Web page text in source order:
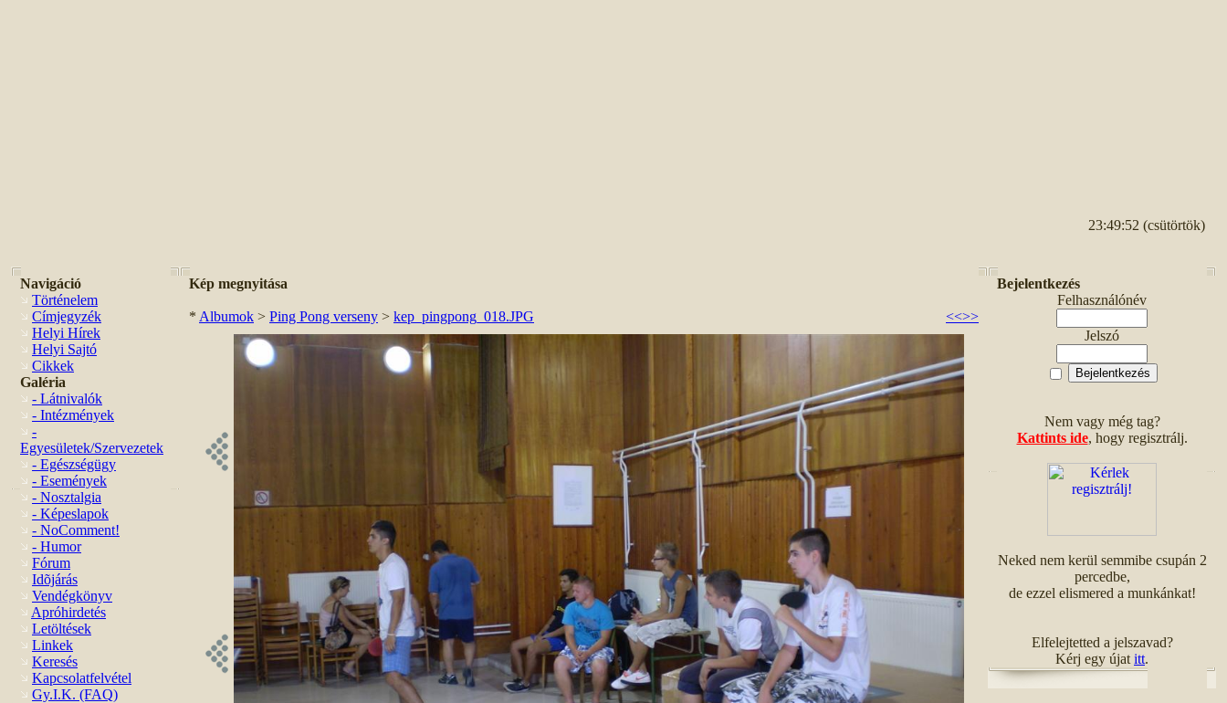
23:49:52 (csütörtök)
Navigáció
Történelem
Címjegyzék
Helyi Hírek
Helyi Sajtó
Cikkek
Galéria
- Látnivalók
- Intézmények
-
Egyesületek/Szervezetek
- Egészségügy
- Események
- Nosztalgia
- Képeslapok
- NoComment!
- Humor
Fórum
Idõjárás
Vendégkönyv
Apróhirdetés
Letöltések
Linkek
Keresés
Kapcsolatfelvétel
Gy.I.K. (FAQ)
Kép megnyitása
* Albumok > Ping Pong verseny > kep_pingpong_018.JPG <<>>
Bejelentkezés
Felhasználónév
Jelszó
Nem vagy még tag?
Kattints ide, hogy regisztrálj.
Neked nem kerül semmibe csupán 2
percedbe,
de ezzel elismered a munkánkat!
Elfelejtetted a jelszavad?
Kérj egy újat itt.